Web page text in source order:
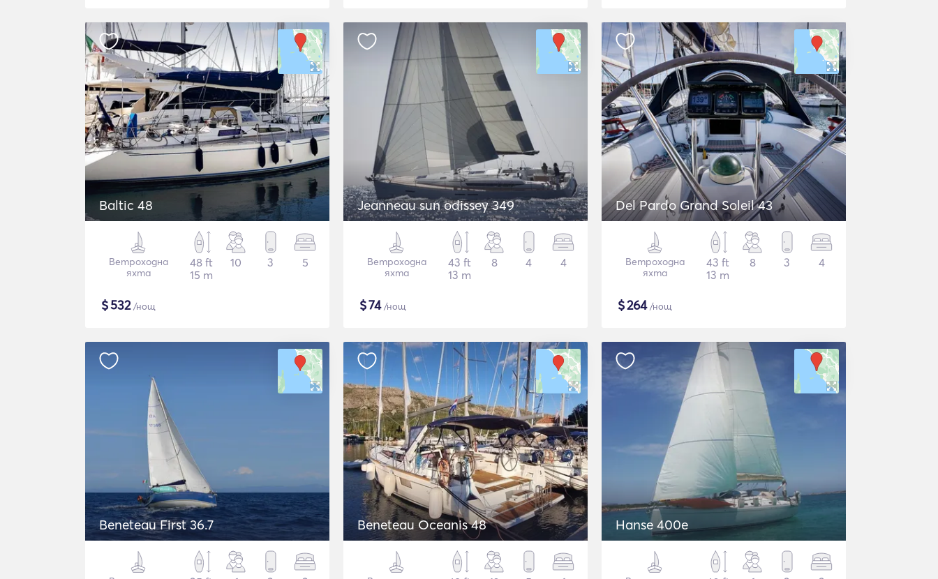
Baltic 48
Ветроходна
яхта
48 ft
15 m
10 3 5
$532/нощ
Jeanneau sun odissey 349
Ветроходна
яхта
43 ft
13 m
8 4 4
$74/нощ
Del Pardo Grand Soleil 43
Ветроходна
яхта
43 ft
13 m
8 3 4
$264/нощ
Beneteau First 36.7 Beneteau Oceanis 48 Hanse 400e